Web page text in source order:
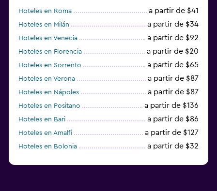
Hoteles en Roma a partir de $41
Hoteles en Milán a partir de $34
Hoteles en Venecia a partir de $92
Hoteles en Florencia a partir de $20
Hoteles en Sorrento a partir de $65
Hoteles en Verona a partir de $87
Hoteles en Nápoles a partir de $87
Hoteles en Positano a partir de $136
Hoteles en Bari a partir de $86
Hoteles en Amalfi a partir de $127
Hoteles en Bolonia a partir de $32